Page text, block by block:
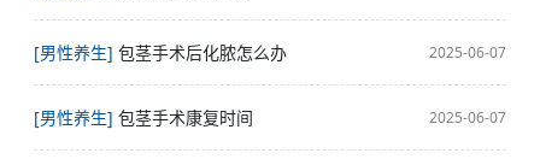
[男性养生] 包茎手术后化脓怎么办 2025-06-07
[男性养生] 包茎手术康复时间 2025-06-07